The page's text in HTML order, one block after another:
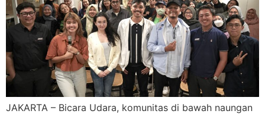
JAKARTA – Bicara Udara, komunitas di bawah naungan